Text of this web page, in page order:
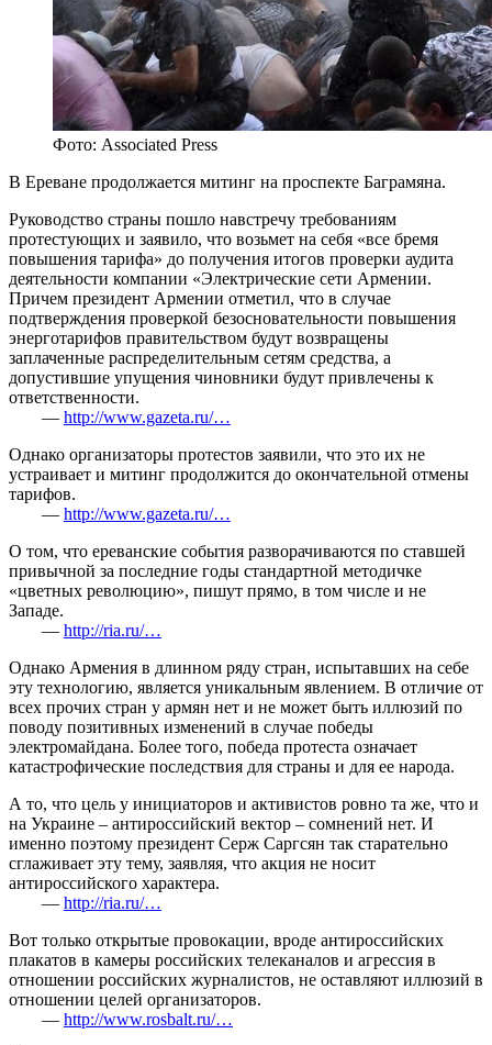
Фото: Associated Press
В Ереване продолжается митинг на проспекте Баграмяна.
Руководство страны пошло навстречу требованиям
протестующих и заявило, что возьмет на себя «все бремя
повышения тарифа» до получения итогов проверки аудита
деятельности компании «Электрические сети Армении.
Причем президент Армении отметил, что в случае
подтверждения проверкой безосновательности повышения
энерготарифов правительством будут возвращены
заплаченные распределительным сетям средства, а
допустившие упущения чиновники будут привлечены к
ответственности.
— http://www.gazeta.ru/…
Однако организаторы протестов заявили, что это их не
устраивает и митинг продолжится до окончательной отмены
тарифов.
— http://www.gazeta.ru/…
О том, что ереванские события разворачиваются по ставшей
привычной за последние годы стандартной методичке
«цветных революцию», пишут прямо, в том числе и не
Западе.
— http://ria.ru/…
Однако Армения в длинном ряду стран, испытавших на себе
эту технологию, является уникальным явлением. В отличие от
всех прочих стран у армян нет и не может быть иллюзий по
поводу позитивных изменений в случае победы
электромайдана. Более того, победа протеста означает
катастрофические последствия для страны и для ее народа.
А то, что цель у инициаторов и активистов ровно та же, что и
на Украине – антироссийский вектор – сомнений нет. И
именно поэтому президент Серж Саргсян так старательно
сглаживает эту тему, заявляя, что акция не носит
антироссийского характера.
— http://ria.ru/…
Вот только открытые провокации, вроде антироссийских
плакатов в камеры российских телеканалов и агрессия в
отношении российских журналистов, не оставляют иллюзий в
отношении целей организаторов.
— http://www.rosbalt.ru/…